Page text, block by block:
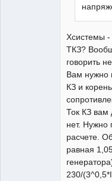
Хсистемы -
ТКЗ?
говорить
Вам нужно
КЗ и
Ток КЗ вам
нет. Нужно
расчете.
равная
230/